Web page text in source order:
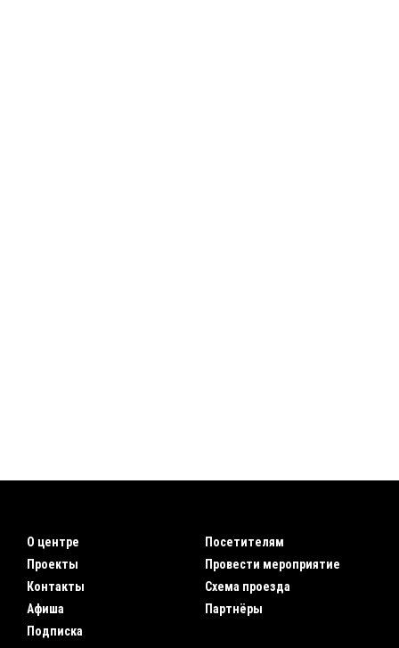
О центре
Проекты
Контакты
Афиша
Подписка
Посетителям
Провести мероприятие
Схема проезда
Партнёры